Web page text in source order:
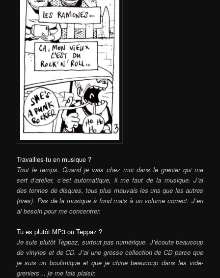
Travailles-tu en musique ?
Tout le temps. Quand je vais chez moi dans le grenier qui me
sert d’atelier, c’est automatique, il me faut de la musique. J’ai
des tonnes de disques, tous plus mauvais les uns que les autres
(rires). Pas de la musique à fond mais à un volume correct. J’en
ai besoin pour me concentrer.
Tu es plutôt MP3 ou Teppaz ?
Je suis plutôt Teppaz, surtout pas numérique. J’écoute beaucoup
de vinyles et de CD. J’ai une grosse collection de CD parce que
je suis un boulimique et que je chine beaucoup dans les vide-
greniers… je me fais plaisir.